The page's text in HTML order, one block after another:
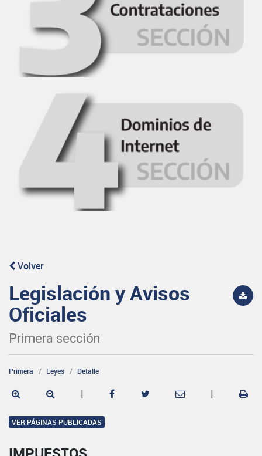
Volver
Legislación y Avisos
Oficiales
Primera sección
Primera Leyes Detalle
| |
VER PÁGINAS PUBLICADAS